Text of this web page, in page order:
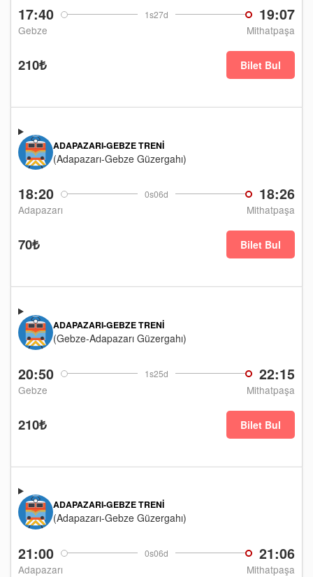
17:40 1s27d 19:07
Gebze Mithatpaşa
210₺ Bilet Bul
18:20 0s06d 18:26
Adapazarı Mithatpaşa
ADAPAZARI-GEBZE TRENI
(Adapazarı-Gebze Güzergahı)
70₺ Bilet Bul
20:50 1s25d 22:15
Gebze Mithatpaşa
ADAPAZARI-GEBZE TRENI
(Gebze-Adapazarı Güzergahı)
210₺ Bilet Bul
21:00 0s06d 21:06
Adapazarı Mithatpaşa
ADAPAZARI-GEBZE TRENI
(Adapazarı-Gebze Güzergahı)